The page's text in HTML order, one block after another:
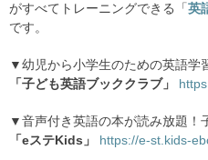
がすべてトレーニングできる「 英
です。
▼幼児から小学生のための英語学
「子ども英語ブッククラブ」
▼音声付き英語の本が読み放題！
「eステKids」
https://e-st.kids-